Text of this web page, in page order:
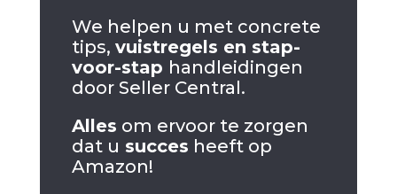
We helpen u met concrete
tips, vuistregels en stap-
voor-stap handleidingen
door Seller Central.
Alles om ervoor te zorgen
dat u succes heeft op
Amazon!